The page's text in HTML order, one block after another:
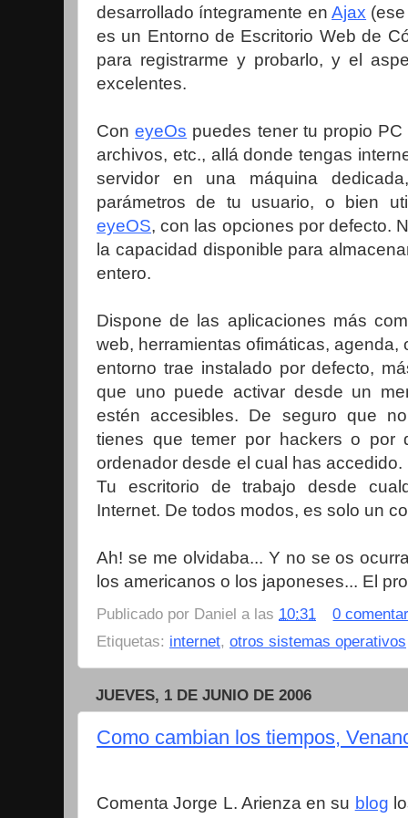
desarrollado íntegramente enAjax
es un Entorno de Escritorio Web de
para registrarme y probarlo, y el
excelentes.
ConeyeOs puedes tener tu propio
archivos, etc., allá donde tengas
servidor en una máquina
parámetros de tu usuario, o bien
eyeOS, con las opciones por defecto.
la capacidad disponible para
entero.
Dispone de las aplicaciones más
web, herramientas ofimáticas, agenda,
entorno trae instalado por defecto,
que uno puede activar desde un
estén accesibles. De seguro que
tienes que temer por hackers o por
ordenador desde el cual has
Tu escritorio de trabajo desde
Internet. De todos modos, es solo un
Ah! se me olvidaba... Y no se os
los americanos o los japoneses... El
Publicado por Daniel a las 10:31
0
Etiquetas: internet, otros sistemas operativos
JUEVES, 1 DE JUNIO DE 2006
Como cambian los tiempos,
Comenta Jorge L. Arienza en su blog